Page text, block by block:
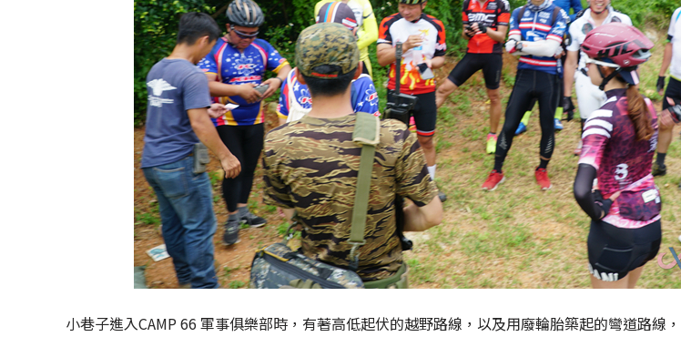
小巷子進入CAMP 66 軍事俱樂部時，有著高低起伏的越野路線，以及用廢輪胎築起的彎道路線